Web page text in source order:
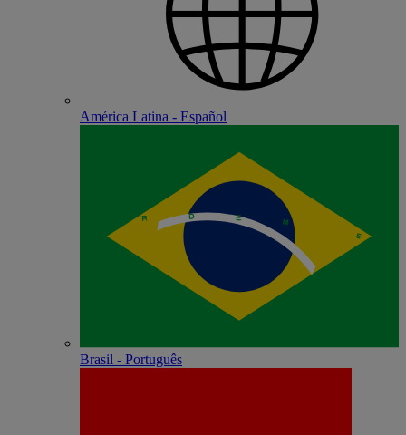
América Latina - Español
Brasil - Português